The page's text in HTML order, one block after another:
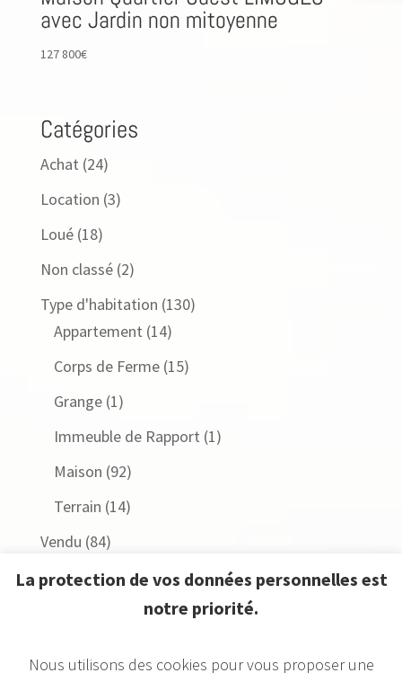
avec Jardin non mitoyenne
127 800€
Catégories
Achat (24)
Location (3)
Loué (18)
Non classé (2)
Type d'habitation (130)
Appartement (14)
Corps de Ferme (15)
Grange (1)
Immeuble de Rapport (1)
Maison (92)
Terrain (14)
Vendu (84)
vendu(11)
La protection de vos données personnelles est
notre priorité.
Nous utilisons des cookies pour vous proposer une